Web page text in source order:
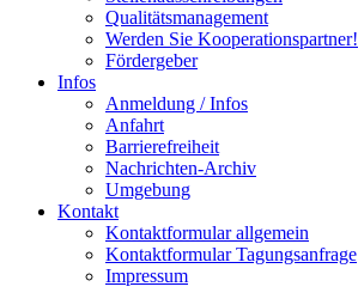
Qualitätsmanagement
Werden Sie Kooperationspartner!
Fördergeber
Infos
Anmeldung / Infos
Anfahrt
Barrierefreiheit
Nachrichten-Archiv
Umgebung
Kontakt
Kontaktformular allgemein
Kontaktformular Tagungsanfrage
Impressum